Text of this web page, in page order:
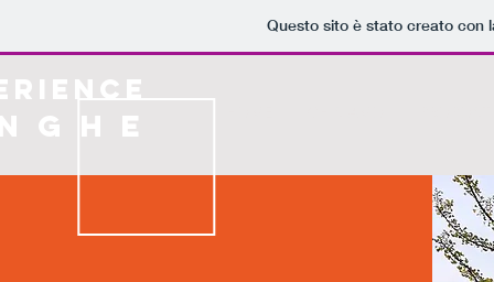
Questo sito è stato creato con
G H E